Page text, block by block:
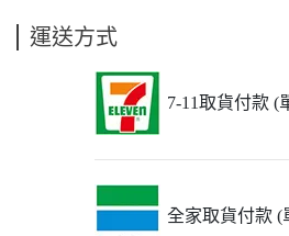
運送方式
7-11取貨付款 (
全家取貨付款 (